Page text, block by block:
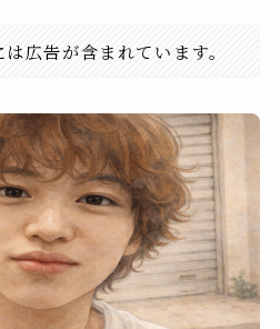
広告が含まれています。